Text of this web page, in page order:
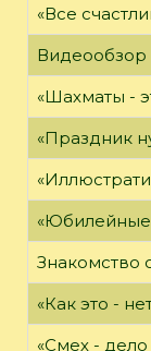
«Все
Видеообзор
«Шахматы -
«Праздник
«Юбилейные
Знакомство
«Как это -
«Смех -